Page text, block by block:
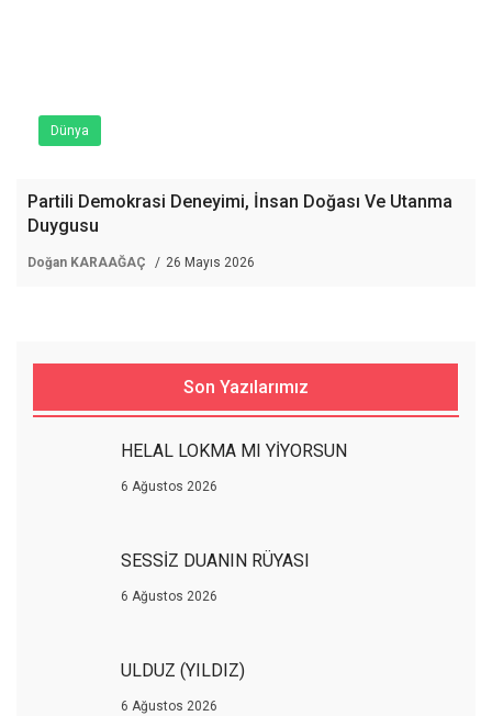
Dünya
Partili Demokrasi Deneyimi, İnsan Doğası Ve Utanma
Duygusu
Doğan KARAAĞAÇ 26 Mayıs 2026
Son Yazılarımız
HELAL LOKMA MI YİYORSUN
6 Ağustos 2026
SESSİZ DUANIN RÜYASI
6 Ağustos 2026
ULDUZ (YILDIZ)
6 Ağustos 2026